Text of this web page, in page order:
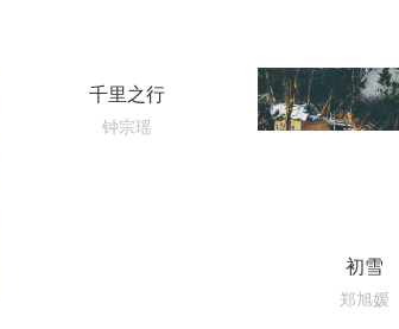
千里之行
钟宗瑶
初雪
郑旭媛